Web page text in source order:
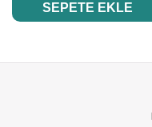
SEPETE EKLE